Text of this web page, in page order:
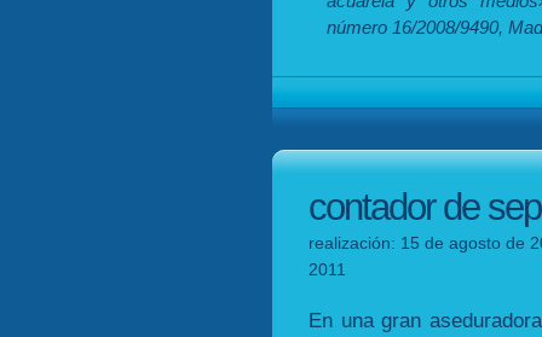
número 16/2008/9490,
contador de
realización: 15 de agosto de
2011
En una gran